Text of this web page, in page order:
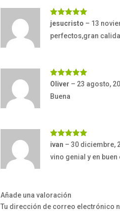
Valorado
con
jesucristo – 13
perfectos,gran
Valorado
Oliver – 23 agosto,
Buena
Valorado
ivan – 30 diciembre,
vino genial y en buen
Añade una valoración
Tu dirección de correo electrónico